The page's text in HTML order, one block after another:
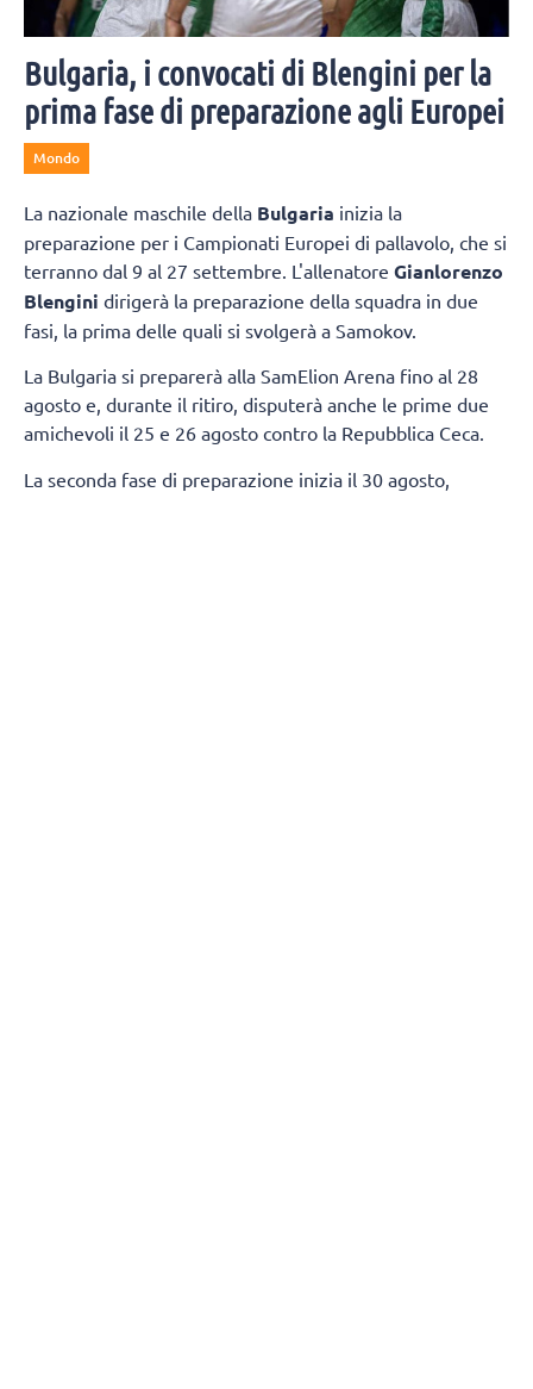
Bulgaria, i convocati di Blengini per la
prima fase di preparazione agli Europei
Mondo
La nazionale maschile della Bulgaria inizia la
preparazione per i Campionati Europei di pallavolo, che si
terranno dal 9 al 27 settembre. L'allenatore Gianlorenzo
Blengini dirigerà la preparazione della squadra in due
fasi, la prima delle quali si svolgerà a Samokov.
La Bulgaria si preparerà alla SamElion Arena fino al 28
agosto e, durante il ritiro, disputerà anche le prime due
amichevoli il 25 e 26 agosto contro la Repubblica Ceca.
La seconda fase di preparazione inizia il 30 agosto,